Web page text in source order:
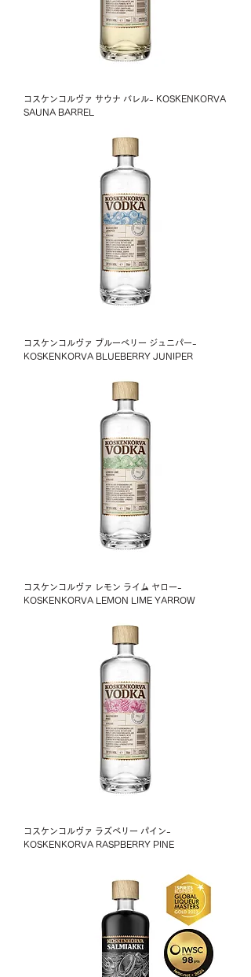
コスケンコルヴァ サウナ バレル- KOSKENKORVA
SAUNA BARREL
コスケンコルヴァ ブルーベリー ジュニパー-
KOSKENKORVA BLUEBERRY JUNIPER
コスケンコルヴァ レモン ライム ヤロー-
KOSKENKORVA LEMON LIME YARROW
コスケンコルヴァ ラズベリー パイン-
KOSKENKORVA RASPBERRY PINE